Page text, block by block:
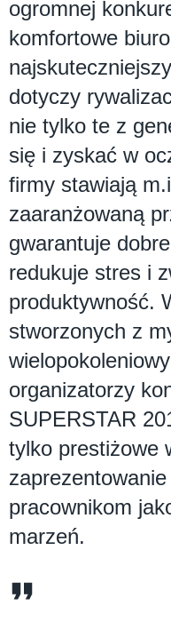
ogromnej
komfortowe
dotyczy
nie tylko te z
się i zyskać w
firmy stawiają
zaaranżowaną
gwarantuje
redukuje stres i
produktywność.
stworzonych z
organizatorzy
SUPERSTAR
tylko prestiżowe
pracownikom
marzeń.